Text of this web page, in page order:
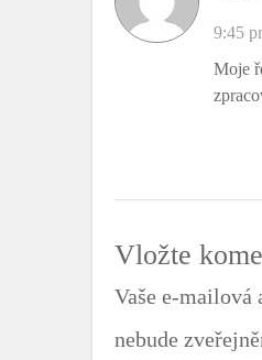
9:45
Moje
Vložte
Vaše e-mailová
nebude